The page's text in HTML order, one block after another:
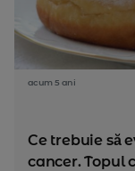
acum 5 ani
Ce trebuie să
cancer. Topul